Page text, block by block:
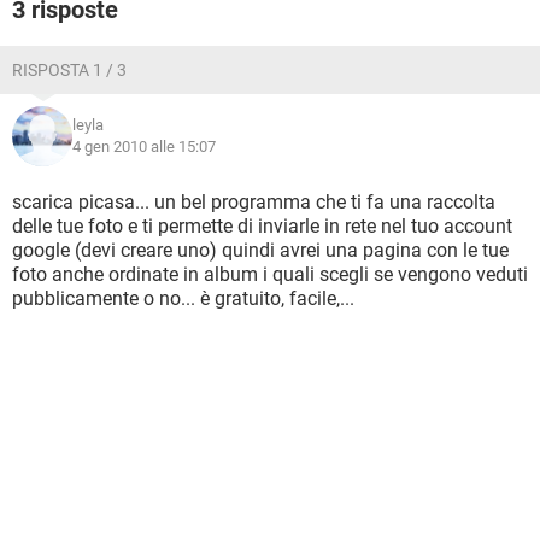
3 risposte
RISPOSTA 1 / 3
leyla
4 gen 2010 alle 15:07
scarica picasa... un bel programma che ti fa una raccolta
delle tue foto e ti permette di inviarle in rete nel tuo account
google (devi creare uno) quindi avrei una pagina con le tue
foto anche ordinate in album i quali scegli se vengono veduti
pubblicamente o no... è gratuito, facile,...